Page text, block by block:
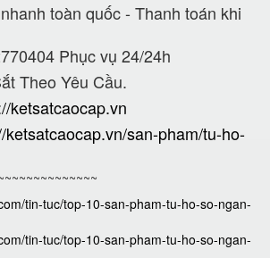
toàn quốc - Thanh toán khi
Phục vụ 24/24h
Theo Yêu Cầu.
ketsatcaocap.vn
ketsatcaocap.vn/san-pham/tu-ho-
tin-tuc/top-10-san-pham-tu-ho-so-ngan-
tin-tuc/top-10-san-pham-tu-ho-so-ngan-